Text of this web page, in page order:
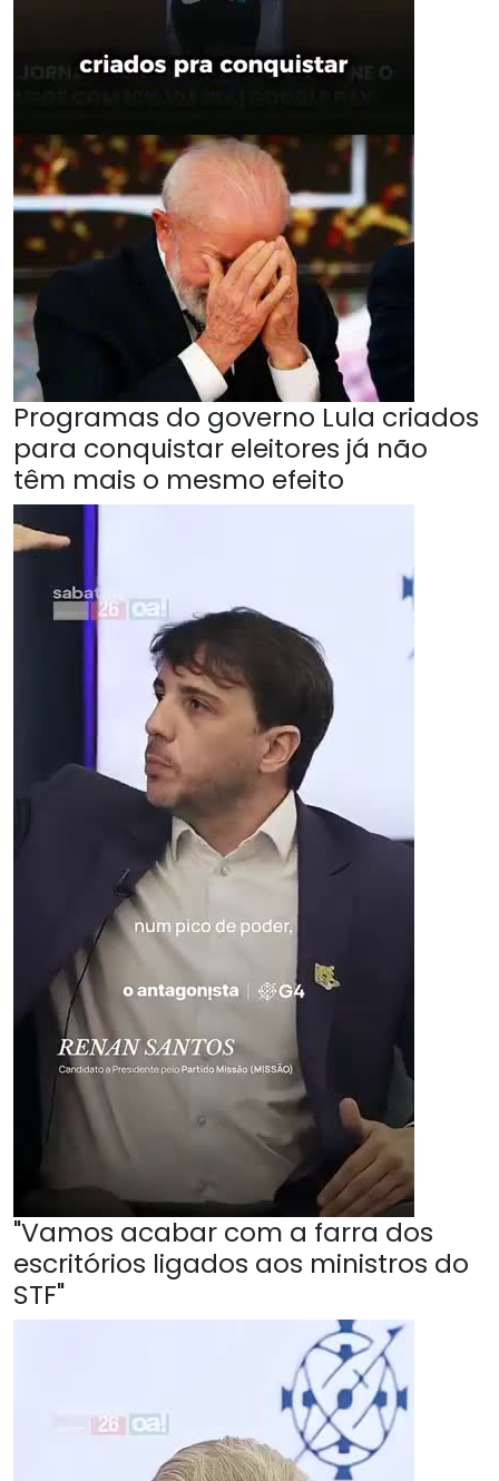
Programas do governo Lula criados
para conquistar eleitores já não
têm mais o mesmo efeito
"Vamos acabar com a farra dos
escritórios ligados aos ministros do
STF"